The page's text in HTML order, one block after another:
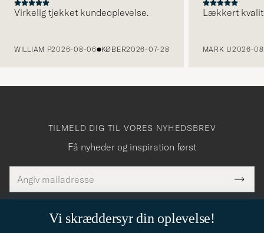
Virkelig tjekket kundeoplevelse.
WILLIAM P2026-08-06 KØBER2026-07-28
Lækkert
MARK U2026-
Vi skræddersyr din oplevelse!
TILMELD DIG TIL VORES NYHEDSBREV
Få nyheder og inspiration først
mailadresse
skal
Tack
för
FORTROLIGHEDSPOLICY